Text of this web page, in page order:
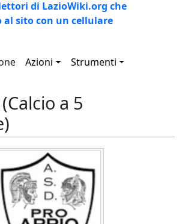
di LazioWiki.org che
al sito con un cellulare
Azioni Strumenti
a 5